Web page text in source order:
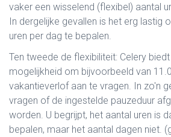
vaker een wisselend (flexibel) aantal
In dergelijke gevallen is het erg lastig
uren per dag te bepalen.
Ten tweede de flexibiliteit: Celery
mogelijkheid om bijvoorbeeld van
vakantieverlof aan te vragen. In zo'n
vragen of de ingestelde pauzeduur
worden. U begrijpt, het aantal uren is
bepalen, maar het aantal dagen niet.